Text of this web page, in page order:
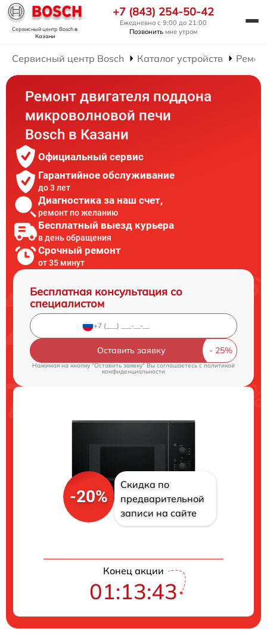
Сервисный центр Boschв
Казани
+7 (843) 254-50-42
Ежедневно с 9:00 до 21:00
Позвонить мне утром
Сервисный центр Bosch Каталог устройств
Ремонт двигателя поддона
микроволновой печи
Bosch в Казани
Официальный сервис
Гарантийное обслуживание
до 3 лет
Диагностика за наш счет,
ремонт по желанию
Бесплатный выезд курьера
в день обращения
Срочный ремонт
от 35 минут
Бесплатная консультация со
специалистом
Оставить заявку
Нажимая на кнопку "Оставить заявку" Вы соглашаетесь cполитикой
конфиденциальности
-20%
Скидка по
предварительной
записи на сайте
Конец акции
01:13:42